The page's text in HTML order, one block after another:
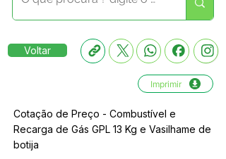
Voltar
Imprimir
Cotação de Preço - Combustível e
Recarga de Gás GPL 13 Kg e Vasilhame de
botija